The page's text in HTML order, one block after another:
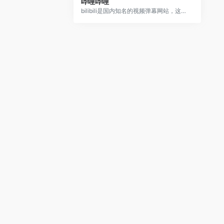
bilibili是国内知名的视频弹幕网站，这里有及时的动漫新番，活跃的ACG氛围，有创意的Up主。大家可以在这里找到许多欢乐。